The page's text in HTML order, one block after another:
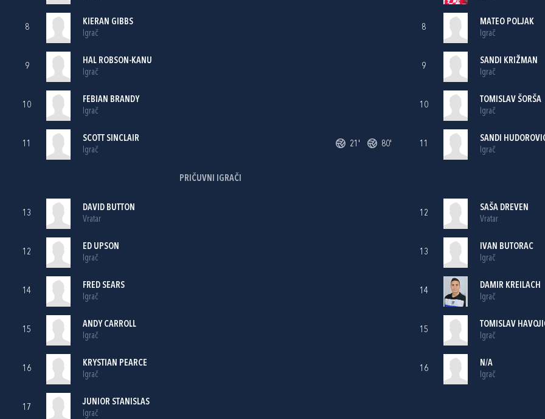
8
KIERAN GIBBS
Igrač
9
HAL ROBSON-KANU
Igrač
10
FEBIAN BRANDY
Igrač
11
SCOTT SINCLAIR
Igrač
21' 80'
PRIČUVNI IGRAČI
13
DAVID BUTTON
Vratar
12
ED UPSON
Igrač
14
FRED SEARS
Igrač
15
ANDY CARROLL
Igrač
16
KRYSTIAN PEARCE
Igrač
17
JUNIOR STANISLAS
Igrač
8
MATEO POLJAK
Igrač
9
SANDI KRIŽMAN
Igrač
10
TOMISLAV ŠORŠA
Igrač
11
SANDI
Igrač
12
SAŠA DREVEN
Vratar
13
IVAN BUTORAC
Igrač
14
DAMIR KREILACH
Igrač
15
TOMISLAV
Igrač
16
N/A
Igrač